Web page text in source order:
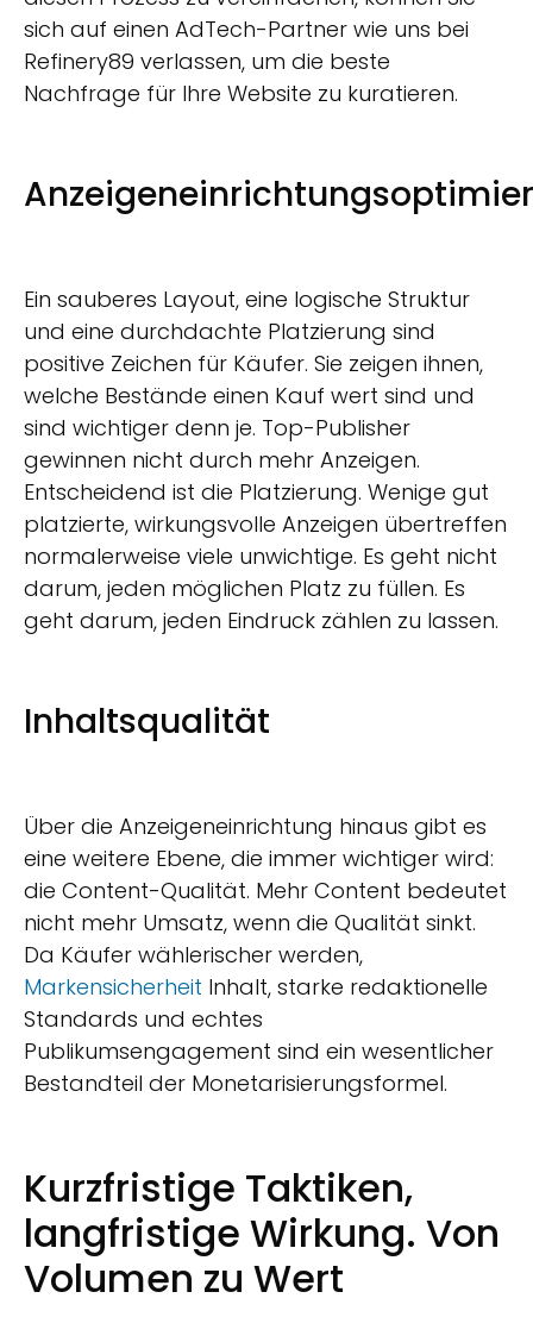
sich auf einen AdTech-Partner wie uns bei
Refinery89 verlassen, um die beste
Nachfrage für Ihre Website zu kuratieren.
Ein sauberes Layout, eine logische Struktur
und eine durchdachte Platzierung sind
positive Zeichen für Käufer. Sie zeigen ihnen,
welche Bestände einen Kauf wert sind und
sind wichtiger denn je. Top-Publisher
gewinnen nicht durch mehr Anzeigen.
Entscheidend ist die Platzierung. Wenige gut
platzierte, wirkungsvolle Anzeigen übertreffen
normalerweise viele unwichtige. Es geht nicht
darum, jeden möglichen Platz zu füllen. Es
geht darum, jeden Eindruck zählen zu lassen.
Inhaltsqualität
Über die Anzeigeneinrichtung hinaus gibt es
eine weitere Ebene, die immer wichtiger wird:
die Content-Qualität. Mehr Content bedeutet
nicht mehr Umsatz, wenn die Qualität sinkt.
Da Käufer wählerischer werden,
Markensicherheit Inhalt, starke redaktionelle
Standards und echtes
Publikumsengagement sind ein wesentlicher
Bestandteil der Monetarisierungsformel.
Kurzfristige Taktiken,
langfristige Wirkung. Von
Volumen zu Wert